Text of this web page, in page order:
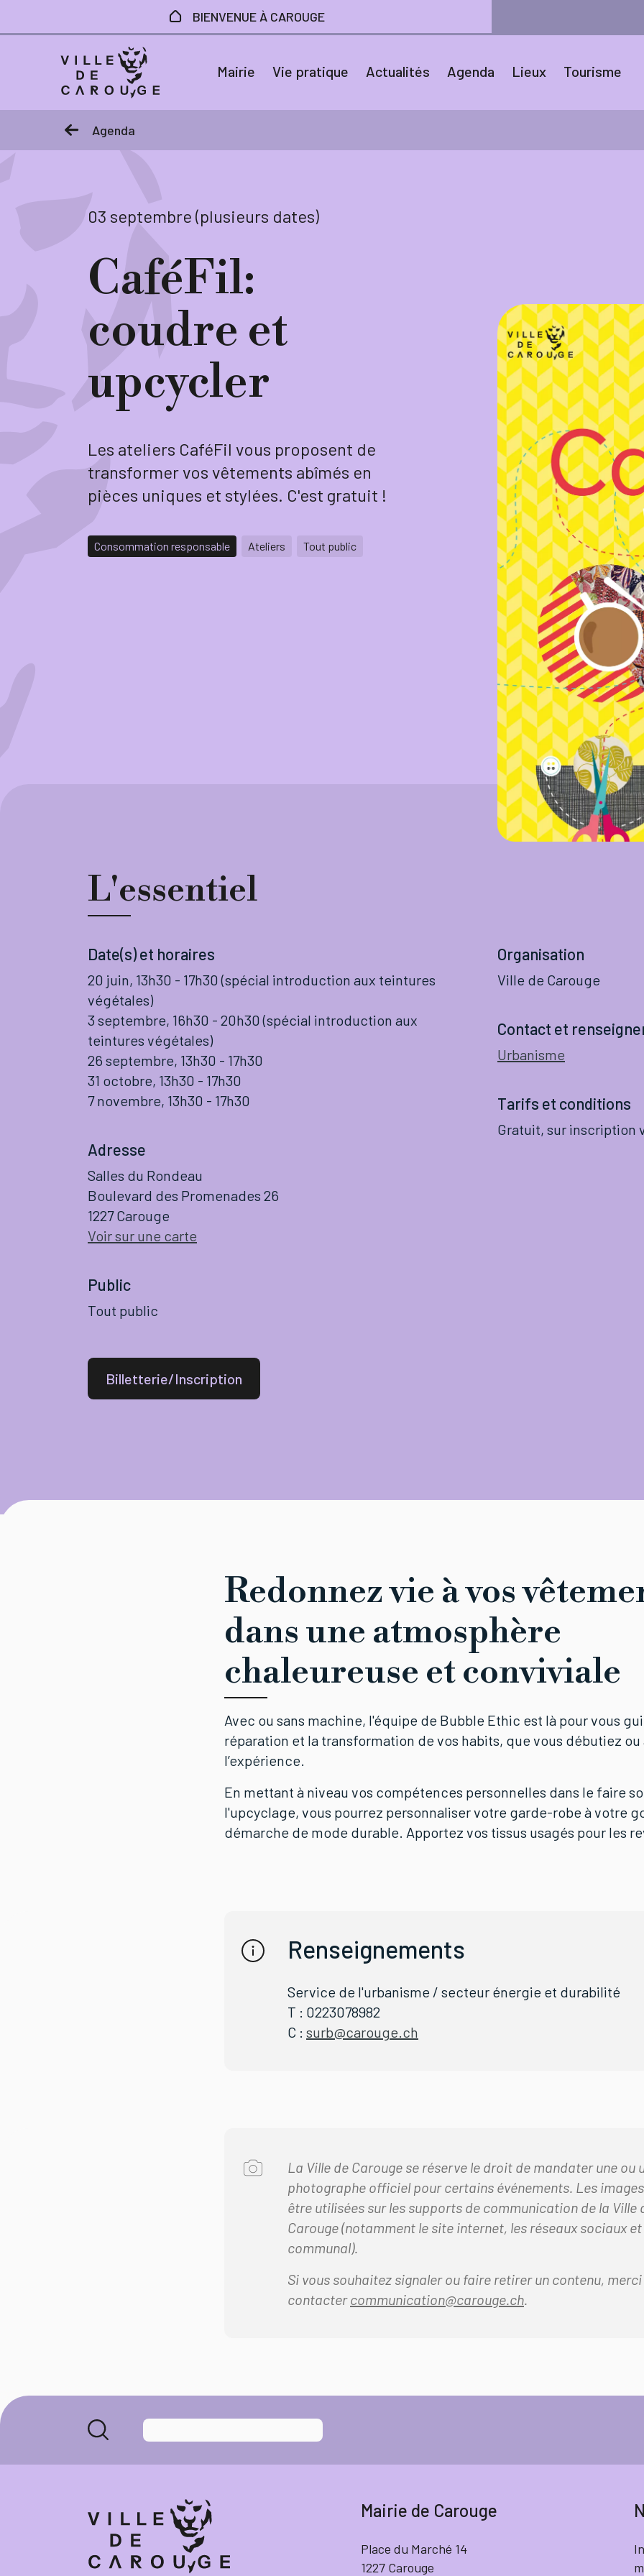
BIENVENUE À CAROUGE
Mairie Vie pratique Actualités Agenda Lieux Tourisme
Agenda
03 septembre (plusieurs dates)
CaféFil:
coudre et
upcycler
Les ateliers CaféFil vous proposent de
transformer vos vêtements abîmés en
pièces uniques et stylées. C'est gratuit !
Consommation responsable Ateliers Tout public
L'essentiel
Date(s) et horaires
20 juin, 13h30 - 17h30 (spécial introduction aux teintures
végétales)
3 septembre, 16h30 - 20h30 (spécial introduction aux
teintures végétales)
26 septembre, 13h30 - 17h30
31 octobre, 13h30 - 17h30
7 novembre, 13h30 - 17h30
Adresse
Salles du Rondeau
Boulevard des Promenades 26
1227 Carouge
Voir sur une carte
Public
Tout public
Organisation
Ville de Carouge
Contact et
Urbanisme
Tarifs et conditions
Gratuit, sur inscription
Billetterie/Inscription
Redonnez vie à vos
dans une atmosphère
chaleureuse et conviviale
Avec ou sans machine, l'équipe de Bubble Ethic est là pour vous
réparation et la transformation de vos habits, que vous débutiez ou
l’expérience.
En mettant à niveau vos compétences personnelles dans le faire
l'upcyclage, vous pourrez personnaliser votre garde-robe à votre
démarche de mode durable. Apportez vos tissus usagés pour les
Renseignements
Service de l'urbanisme / secteur énergie et durabilité
T : 0223078982
C : surb@carouge.ch
La Ville de Carouge se réserve le droit de mandater une ou
photographe officiel pour certains événements. Les
être utilisées sur les supports de communication de la Ville
Carouge (notamment le site internet, les réseaux sociaux
communal).
Si vous souhaitez signaler ou faire retirer un contenu,
contactercommunication@carouge.ch
Mairie de Carouge
Place du Marché 14
1227 Carouge